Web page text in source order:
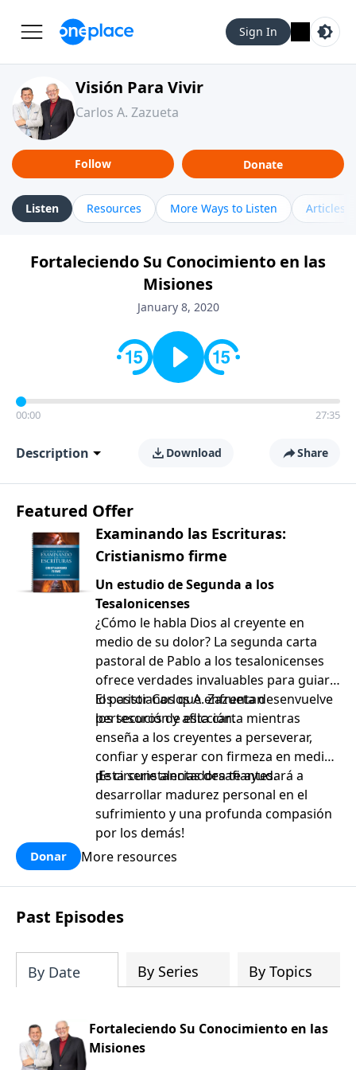
Sign In
Visión Para Vivir
Carlos A. Zazueta
Follow Donate
Listen Resources More Ways to Listen Articles
Fortaleciendo Su Conocimiento en las
Misiones
January 8, 2020
00:00 27:35
Description Download Share
Featured Offer
Examinando las Escrituras:
Cristianismo firme
Un estudio de Segunda a los
Tesalonicenses
¿Cómo le habla Dios al creyente en
medio de su dolor? La segunda carta
pastoral de Pablo a los tesalonicenses
ofrece verdades invaluables para guiar a
los cristianos que enfrentan
persecución y aflicción.
El pastor Carlos A. Zazueta desenvuelve
los tesoros de esta carta mientras
enseña a los creyentes a perseverar,
confiar y esperar con firmeza en medio
de circunstancias desafiantes.
¡Esta serie alentadora te ayudará a
desarrollar madurez personal en el
sufrimiento y una profunda compasión
por los demás!
Donar More resources
Past Episodes
By Date By Series By Topics
Fortaleciendo Su Conocimiento en las
Misiones